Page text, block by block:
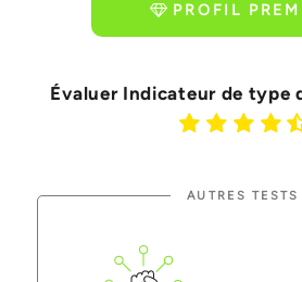
PROFIL
Évaluer Indicateur de type
AUTRES TESTS